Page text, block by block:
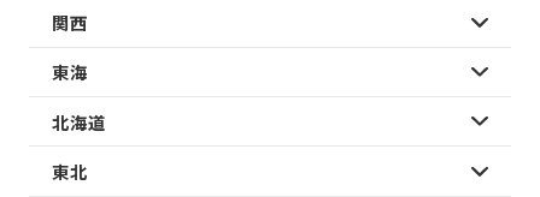
関西
東海
北海道
東北